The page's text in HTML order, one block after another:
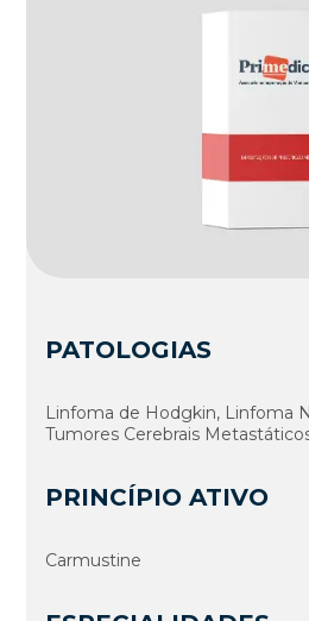
PATOLOGIAS
Linfoma de Hodgkin, Linfoma
Tumores Cerebrais
PRINCÍPIO ATIVO
Carmustine